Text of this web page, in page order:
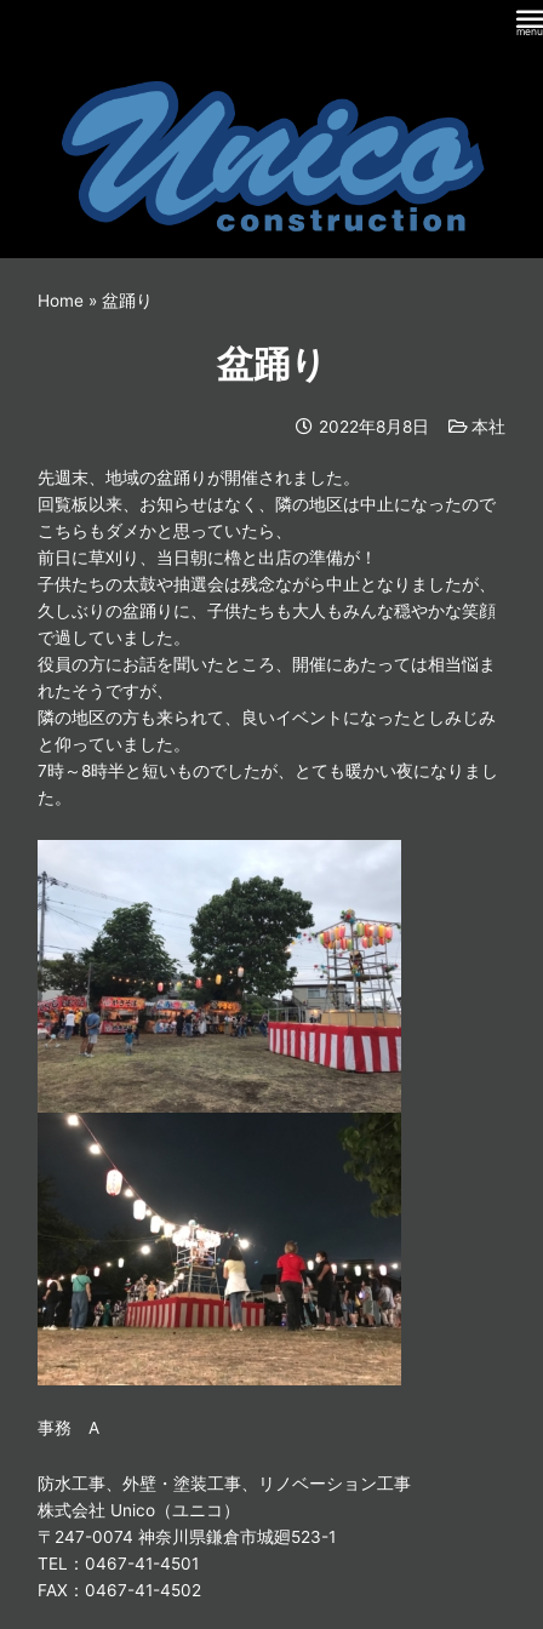
Home »盆踊り
盆踊り
2022年8月8日 本社
先週末、地域の盆踊りが開催されました。
回覧板以来、お知らせはなく、隣の地区は中止になったので
こちらもダメかと思っていたら、
前日に草刈り、当日朝に櫓と出店の準備が！
子供たちの太鼓や抽選会は残念ながら中止となりましたが、
久しぶりの盆踊りに、子供たちも大人もみんな穏やかな笑顔
で過していました。
役員の方にお話を聞いたところ、開催にあたっては相当悩ま
れたそうですが、
隣の地区の方も来られて、良いイベントになったとしみじみ
と仰っていました。
7時～8時半と短いものでしたが、とても暖かい夜になりまし
た。
事務 A
防水工事、外壁・塗装工事、リノベーション工事
株式会社 Unico（ユニコ）
〒247-0074 神奈川県鎌倉市城廻523-1
TEL：0467-41-4501
FAX：0467-41-4502